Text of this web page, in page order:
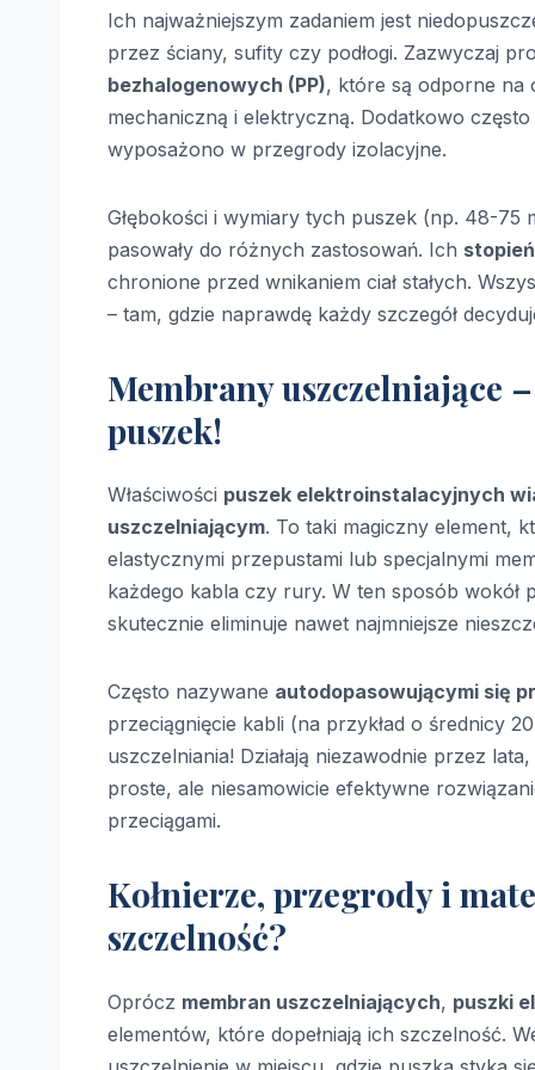
Ich najważniejszym zadaniem jest
przez ściany, sufity czy podłogi. Zazwyczaj
bezhalogenowych (PP), które są odporne na
mechaniczną i elektryczną. Dodatkowo
wyposażono w przegrody izolacyjne.
Głębokości i wymiary tych puszek (np. 48-
pasowały do różnych zastosowań. Ich
chronione przed wnikaniem ciał stałych.
– tam, gdzie naprawdę każdy szczegół
Membrany uszczelniające
puszek!
Właściwości puszek elektroinstalacyjnych
uszczelniającym. To taki magiczny element,
elastycznymi przepustami lub specjalnymi
każdego kabla czy rury. W ten sposób
skutecznie eliminuje nawet najmniejsze
Często nazywane autodopasowującymi się
przeciągnięcie kabli (na przykład o średnicy
uszczelniania! Działają niezawodnie przez
proste, ale niesamowicie efektywne
przeciągami.
Kołnierze, przegrody i
szczelność?
Oprócz membran uszczelniających, puszki
elementów, które dopełniają ich szczelność.